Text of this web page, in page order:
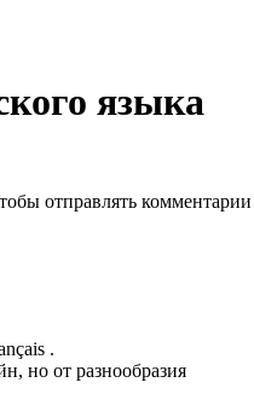
языка
отправлять комментарии
.
но от разнообразия